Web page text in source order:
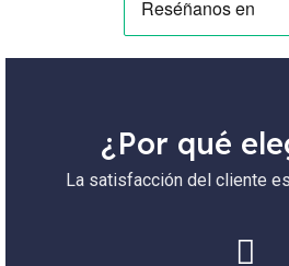
¿Por qué
La satisfacción del cliente